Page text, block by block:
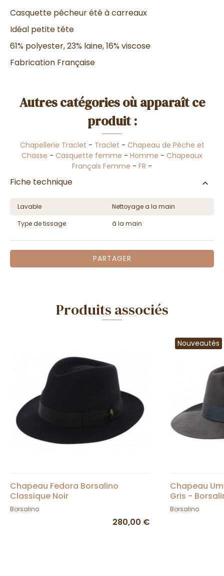
Casquette pêcheur été à carreaux
Idéal petite tête
61% polyester, 23% laine, 16% viscose
Fabrication Française
Autres catégories où apparaît ce
produit :
Chapellerie Traclet - Traclet - Chapeau de Pêche et
Chasse - Casquette femme - Homme - Chapeaux
Français Femme - FR -
Fiche technique
Lavable
Nettoyage a la main
Type de tissage
à la main
PARTAGER
Produits associés
Chapeau Fedora Borsalino
Classique Noir
Borsalino
280,00 €
Nouveautés
Chapeau
Gris -
Borsalino